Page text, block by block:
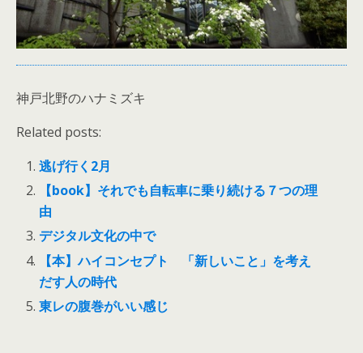
神戸北野のハナミズキ
Related posts:
逃げ行く2月
【book】それでも自転車に乗り続ける７つの理
由
デジタル文化の中で
【本】ハイコンセプト 「新しいこと」を考え
だす人の時代
東レの腹巻がいい感じ